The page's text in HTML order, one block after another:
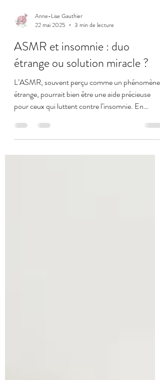
Anne-Lise Gauthier
22 mai 2025
3 min de lecture
ASMR et insomnie : duo
étrange ou solution miracle ?
étrange, pourrait bien être une aide précieuse
pour ceux qui luttent contre l’insomnie. En
stimulant certaines zones du cerveau liées à la